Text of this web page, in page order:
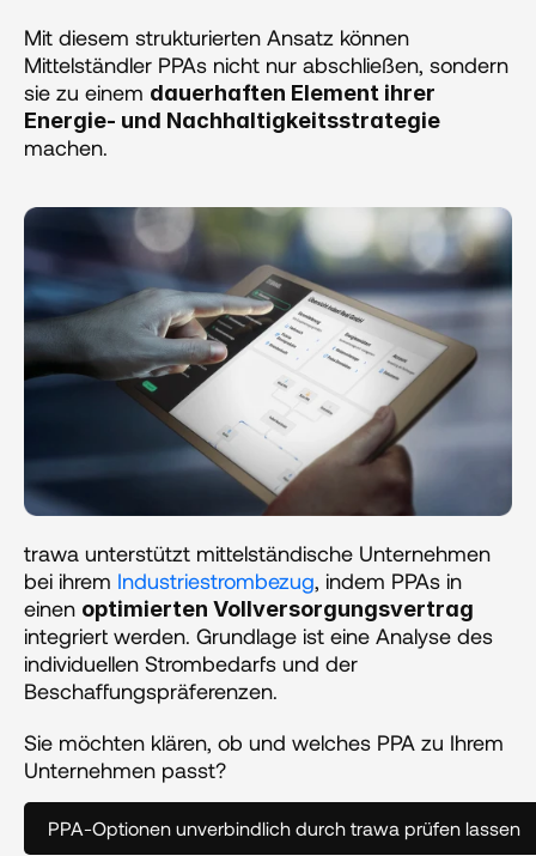
Mit diesem strukturierten Ansatz können
Mittelständler PPAs nicht nur abschließen, sondern
sie zu einem dauerhaften Element ihrer
Energie‑ und Nachhaltigkeitsstrategie
machen.
trawa unterstützt mittelständische Unternehmen
bei ihrem Industriestrombezug, indem PPAs in
einen optimierten Vollversorgungsvertrag
integriert werden. Grundlage ist eine Analyse des
individuellen Strombedarfs und der
Beschaffungspräferenzen.
Sie möchten klären, ob und welches PPA zu Ihrem
Unternehmen passt?
PPA-Optionen unverbindlich durch trawa prüfen lassen